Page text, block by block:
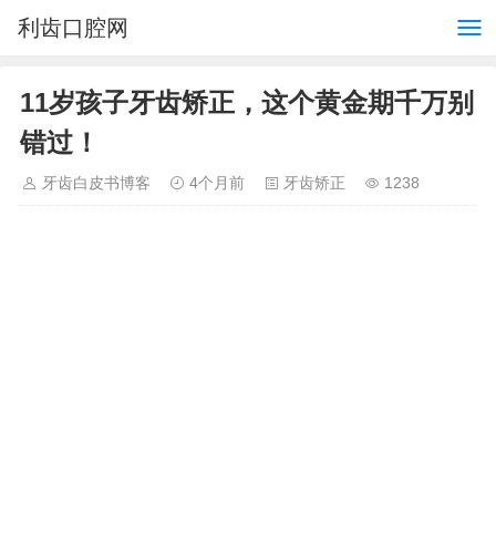
利齿口腔网
11岁孩子牙齿矫正，这个黄金期千万别
错过！
牙齿白皮书博客 4个月前 牙齿矫正 1238